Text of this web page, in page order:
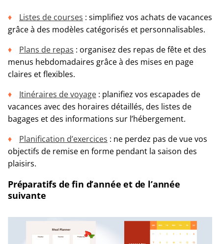
Listes de courses : simplifiez vos achats de vacances
grâce à des modèles catégorisés et personnalisables.
Plans de repas : organisez des repas de fête et des
menus hebdomadaires grâce à des mises en page
claires et flexibles.
Itinéraires de voyage : planifiez vos escapades de
vacances avec des horaires détaillés, des listes de
bagages et des informations sur l’hébergement.
Planification d’exercices : ne perdez pas de vue vos
objectifs de remise en forme pendant la saison des
plaisirs.
Préparatifs de fin d’année et de l’année
suivante